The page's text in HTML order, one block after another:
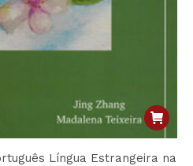
Língua Estrangeira na